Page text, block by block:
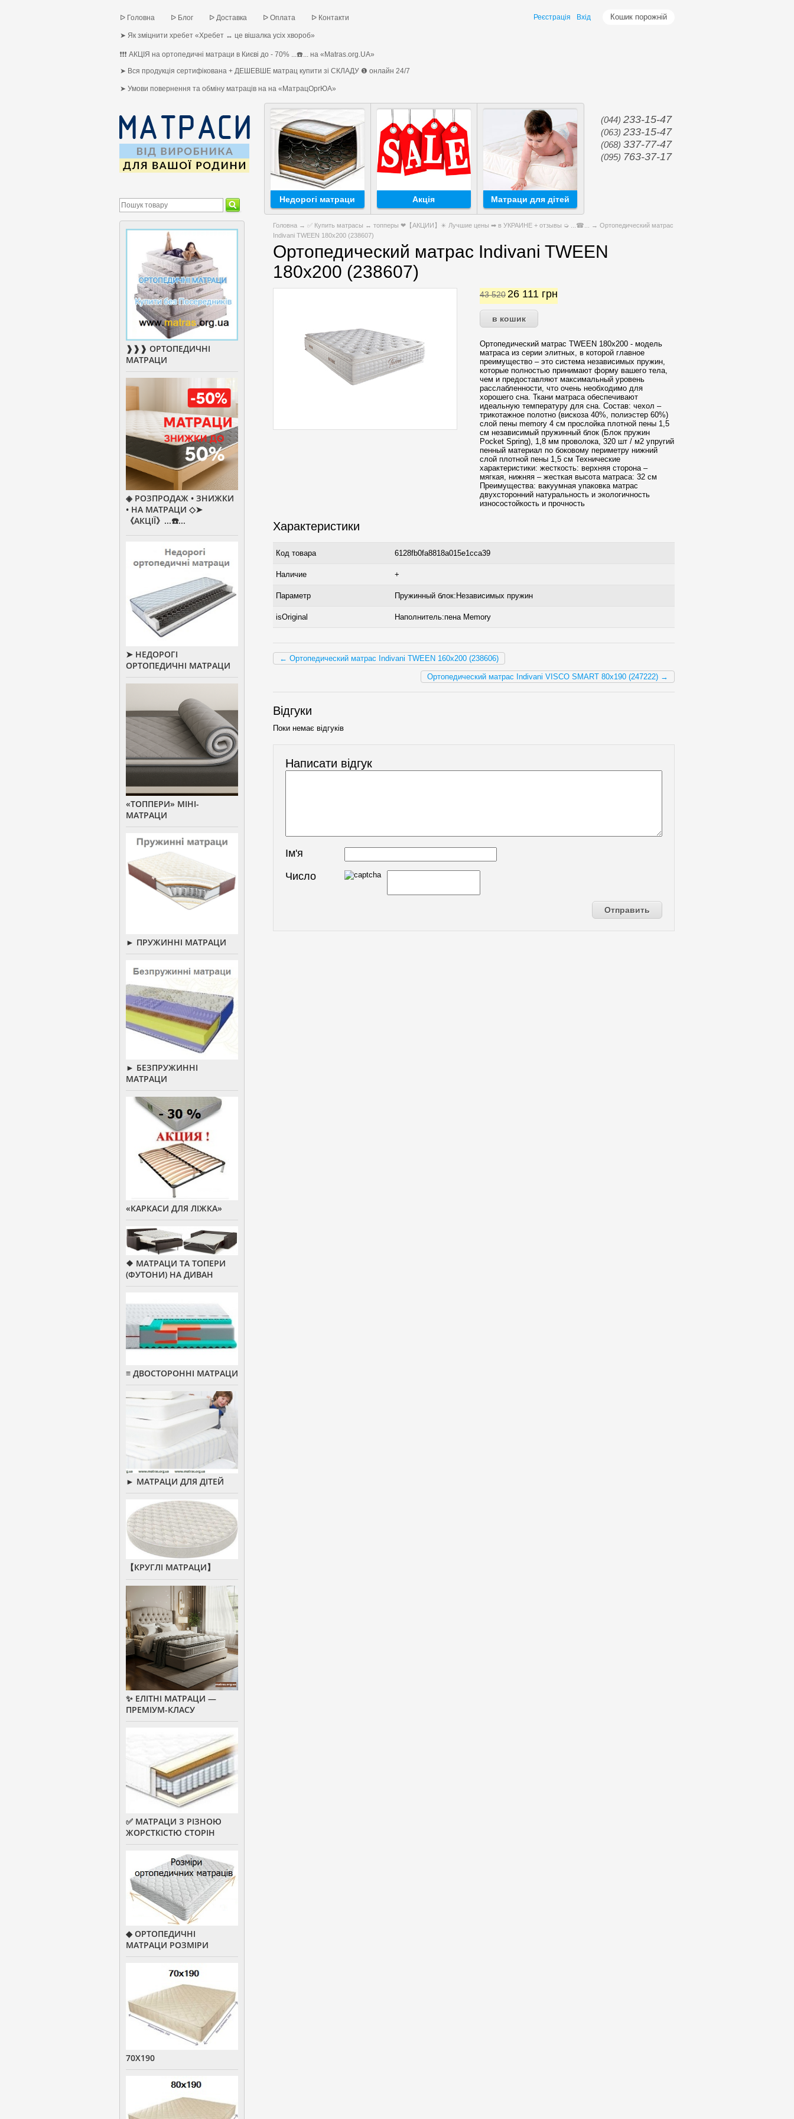
ᐅ Головна ᐅ Блог ᐅ Доставка ᐅ Оплата ᐅ Контакти
➤ Як зміцнити хребет «Хребет ↔ це вішалка усіх хвороб»
❗❗❗ АКЦІЯ на ортопедичні матраци в Києві до - 70% ...☎️... на «Matras.org.UA»
➤ Вся продукція сертифікована + ДЕШЕВШЕ матрац купити зі СКЛАДУ ❶ онлайн 24/7
➤ Умови повернення та обміну матраців на на «МатрацОргЮА»
Кошик порожній
Реєстрація Вхід
(044) 233-15-47
(063) 233-15-47
(068) 337-77-47
(095) 763-37-17
Недорогі матраци Акція Матраци для дітей
Головна → ✅ Купить матрасы ↔ топперы ❤【АКЦИИ】✴️ Лучшие цены ➡ в УКРАИНЕ + отзывы ➭ ...☎... → Ортопедический матрас
Indivani TWEEN 180x200 (238607)
Ортопедический матрас Indivani TWEEN
180x200 (238607)
43 52026 111 грн
Ортопедический матрас TWEEN 180x200 - модель
матраса из серии элитных, в которой главное
преимущество – это система независимых пружин,
которые полностью принимают форму вашего тела,
чем и предоставляют максимальный уровень
расслабленности, что очень необходимо для
хорошего сна. Ткани матраса обеспечивают
идеальную температуру для сна. Состав: чехол –
трикотажное полотно (вискоза 40%, полиэстер 60%)
слой пены memory 4 см прослойка плотной пены 1,5
см независимый пружинный блок (Блок пружин
Pocket Spring), 1,8 мм проволока, 320 шт / м2 упругий
пенный материал по боковому периметру нижний
слой плотной пены 1,5 см Технические
характеристики: жесткость: верхняя сторона –
мягкая, нижняя – жесткая высота матраса: 32 см
Преимущества: вакуумная упаковка матрас
двухсторонний натуральность и экологичность
износостойкость и прочность
Характеристики
Код товара 6128fb0fa8818a015e1cca39
Наличие +
Параметр Пружинный блок:Независимых пружин
isOriginal Наполнитель:пена Memory
← Ортопедический матрас Indivani TWEEN 160x200 (238606)
Ортопедический матрас Indivani VISCO SMART 80x190 (247222) →
Відгуки
Поки немає відгуків
Написати відгук
Ім'я
Число
❱❱❱ ОРТОПЕДИЧНІ
МАТРАЦИ
◈ РОЗПРОДАЖ • ЗНИЖКИ
• НА МАТРАЦИ ◇➤
《АКЦІЇ》...☎️...
➤ НЕДОРОГІ
ОРТОПЕДИЧНІ МАТРАЦИ
«ТОППЕРИ» МІНІ-
МАТРАЦИ
► ПРУЖИННІ МАТРАЦИ
► БЕЗПРУЖИННІ
МАТРАЦИ
«КАРКАСИ ДЛЯ ЛІЖКА»
❖ МАТРАЦИ ТА ТОПЕРИ
(ФУТОНИ) НА ДИВАН
≡ ДВОСТОРОННІ МАТРАЦИ
► МАТРАЦИ ДЛЯ ДІТЕЙ
【КРУГЛІ МАТРАЦИ】
✨ ЕЛІТНІ МАТРАЦИ —
ПРЕМІУМ-КЛАСУ
✅ МАТРАЦИ З РІЗНОЮ
ЖОРСТКІСТЮ СТОРІН
◆ ОРТОПЕДИЧНІ
МАТРАЦИ РОЗМІРИ
70Х190